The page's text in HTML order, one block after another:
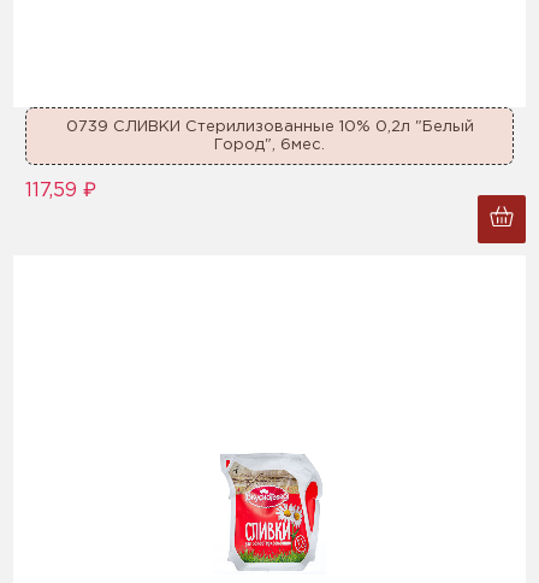
0739 СЛИВКИ Стерилизованные 10% 0,2л "Белый
Город", 6мес.
117,59 ₽